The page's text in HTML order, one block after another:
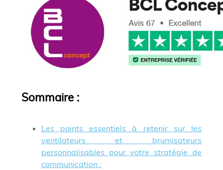
Sommaire:
Les points essentiels à retenir sur les
ventilateurs et brumisateurs
personnalisables pour votre stratégie de
communication :